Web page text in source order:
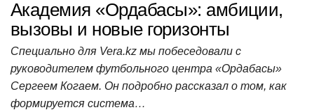
Академия «Ордабасы»: амбиции,
вызовы и новые горизонты
Специально для Vera.kz мы побеседовали с
руководителем футбольного центра «Ордабасы»
Сергеем Когаем. Он подробно рассказал о том, как
формируется система…